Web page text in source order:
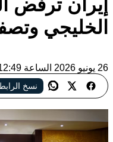
إيران ترفض
الخليجي
26 يونيو 2026 الساعة 12:49
نسخ